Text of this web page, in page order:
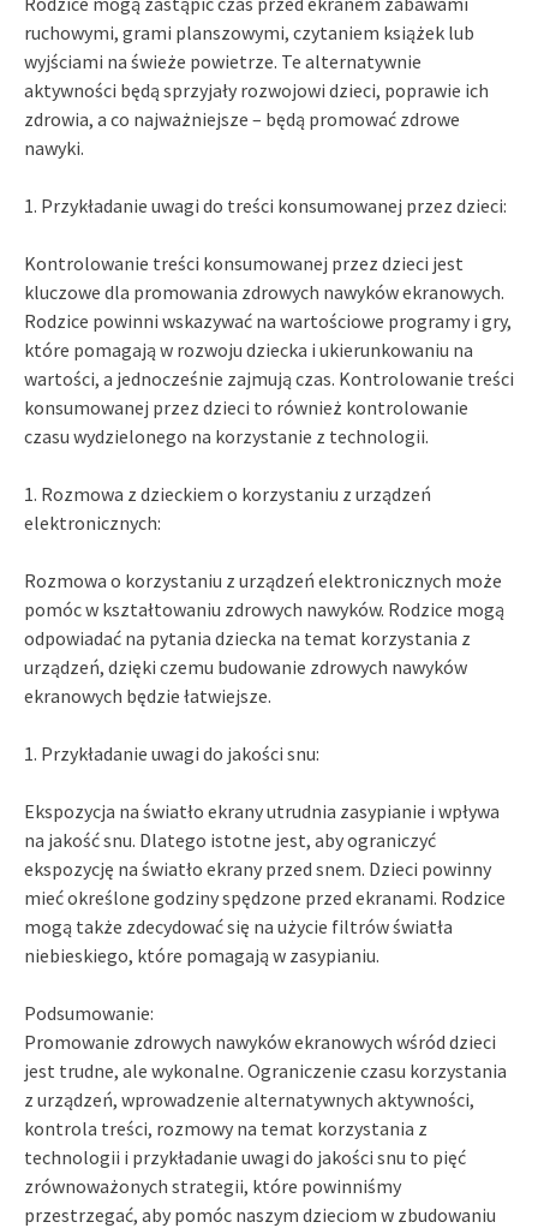
ruchowymi, grami planszowymi, czytaniem książek lub
wyjściami na świeże powietrze. Te alternatywnie
aktywności będą sprzyjały rozwojowi dzieci, poprawie ich
zdrowia, a co najważniejsze – będą promować zdrowe
nawyki.
1. Przykładanie uwagi do treści konsumowanej przez dzieci:
Kontrolowanie treści konsumowanej przez dzieci jest
kluczowe dla promowania zdrowych nawyków ekranowych.
Rodzice powinni wskazywać na wartościowe programy i gry,
które pomagają w rozwoju dziecka i ukierunkowaniu na
wartości, a jednocześnie zajmują czas. Kontrolowanie treści
konsumowanej przez dzieci to również kontrolowanie
czasu wydzielonego na korzystanie z technologii.
1. Rozmowa z dzieckiem o korzystaniu z urządzeń
elektronicznych:
Rozmowa o korzystaniu z urządzeń elektronicznych może
pomóc w kształtowaniu zdrowych nawyków. Rodzice mogą
odpowiadać na pytania dziecka na temat korzystania z
urządzeń, dzięki czemu budowanie zdrowych nawyków
ekranowych będzie łatwiejsze.
1. Przykładanie uwagi do jakości snu:
Ekspozycja na światło ekrany utrudnia zasypianie i wpływa
na jakość snu. Dlatego istotne jest, aby ograniczyć
ekspozycję na światło ekrany przed snem. Dzieci powinny
mieć określone godziny spędzone przed ekranami. Rodzice
mogą także zdecydować się na użycie filtrów światła
niebieskiego, które pomagają w zasypianiu.
Podsumowanie:
Promowanie zdrowych nawyków ekranowych wśród dzieci
jest trudne, ale wykonalne. Ograniczenie czasu korzystania
z urządzeń, wprowadzenie alternatywnych aktywności,
kontrola treści, rozmowy na temat korzystania z
technologii i przykładanie uwagi do jakości snu to pięć
zrównoważonych strategii, które powinniśmy
przestrzegać, aby pomóc naszym dzieciom w zbudowaniu